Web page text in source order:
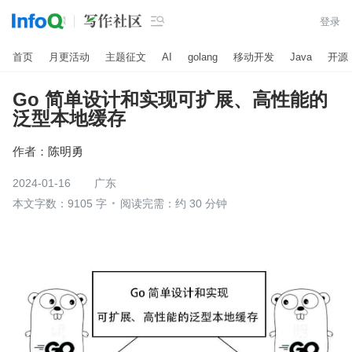
 登录
首页 月更活动 主题征文 AI golang 移动开发 Java 开源
Go 简单设计和实现可扩展、高性能的
泛型本地缓存
作者： 陈明勇
2024-01-16
广东
本文字数：9105 字
阅读完需：约 30 分钟